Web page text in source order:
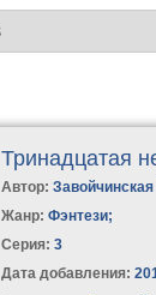
Тринадцатая
Автор:
Жанр: Фэнтези;
Серия: 3
Дата добавления: